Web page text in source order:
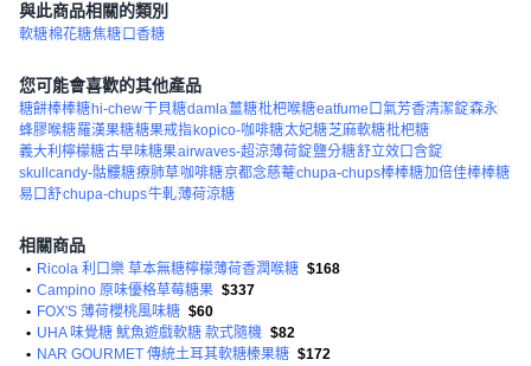
與此商品相關的類別
軟糖棉花糖焦糖 口香糖
您可能會喜歡的其他產品
糖餅棒棒糖 hi-chew干貝糖damla薑糖枇杷喉糖eatfume口氣芳香清潔錠森永
蜂膠喉糖羅漢果糖糖果戒指 kopico-咖啡糖太妃糖芝麻軟糖枇杷糖
義大利檸檬糖古早味糖果airwaves-超涼薄荷錠鹽分糖舒立效口含錠
skullcandy-骷髏糖療肺草咖啡糖京都念慈菴chupa-chups棒棒糖加倍佳棒棒糖
易口舒chupa-chups牛軋薄荷涼糖
相關商品
• Ricola 利口樂 草本無糖檸檬薄荷香潤喉糖 $168
• Campino 原味優格草莓糖果 $337
• FOX'S 薄荷櫻桃風味糖 $60
• UHA 味覺糖 魷魚遊戲軟糖 款式隨機 $82
• NAR GOURMET 傳統土耳其軟糖榛果糖 $172